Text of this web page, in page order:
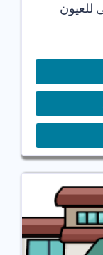
للعيون